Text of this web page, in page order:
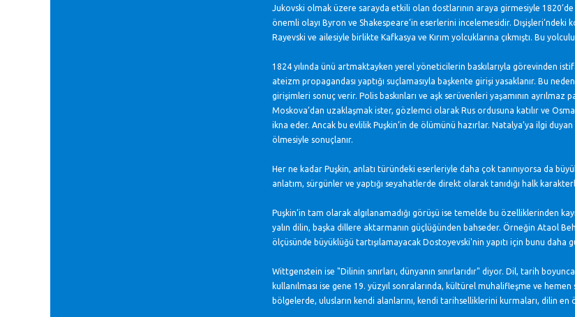
Jukovski olmak üzere sarayda etkili olan dostlarının araya girmesiyle 1820’de
önemli olayı Byron ve Shakespeare’in eserlerini incelemesidir.
Rayevski ve ailesiyle birlikte Kafkasya ve Kırım yolcuklarına çıkmıştı. Bu
1824 yılında ünü artmaktayken yerel yöneticilerin baskılarıyla görevinden
ateizm propagandası yaptığı suçlamasıyla başkente girişi yasaklanır. Bu
girişimleri sonuç verir. Polis baskınları ve aşk serüvenleri yaşamının ayrılmaz
Moskova’dan uzaklaşmak ister, gözlemci olarak Rus ordusuna katılır ve
ikna eder. Ancak bu evlilik Puşkin’in de ölümünü hazırlar. Natalya’ya ilgi
ölmesiyle sonuçlanır.
Her ne kadar Puşkin, anlatı türündeki eserleriyle daha çok tanınıyorsa da
anlatım, sürgünler ve yaptığı seyahatlerde direkt olarak tanıdığı halk
Puşkin’in tam olarak algılanamadığı görüşü ise temelde bu özelliklerinden
yalın dilin, başka dillere aktarmanın güçlüğünden bahseder. Örneğin Ataol
ölçüsünde büyüklüğü tartışılamayacak Dostoyevski'nin yapıtı için bunu
Wittgenstein ise "Dilinin sınırları, dünyanın sınırlarıdır" diyor. Dil, tarih
kullanılması ise gene 19. yüzyıl sonralarında, kültürel muhalifleşme ve
bölgelerde, ulusların kendi alanlarını, kendi tarihselliklerini kurmaları, dilin